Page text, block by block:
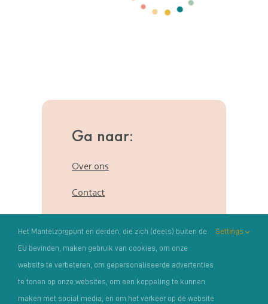
Ga naar:
Over ons
Contact
Het Mantelzorgpunt en derden, die zich (deels) buiten de
EU bevinden, maken gebruik van cookies, om onze
website te verbeteren, om gepersonaliseerde advertenties
te tonen op onze websites, om een koppeling te kunnen
maken met social media, en om het verkeer op de website
Settings